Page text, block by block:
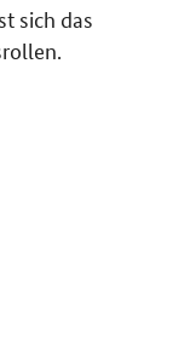
sich das